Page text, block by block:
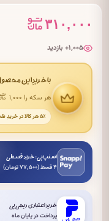
۳۱۰,۰۰۰
۱٬۰۰۵+ بازدید
با خریدِ این
هر سکه را ۱٬۰۰۰
۵٪ هر کالا در خریدِ نقدی
اسنپ‌پی: خرید قسطی
۴ قسط (۷۷٬۵۰۰ تومان)
خرید اعتباری دیجی‌پی
پرداخت در پایان ماه